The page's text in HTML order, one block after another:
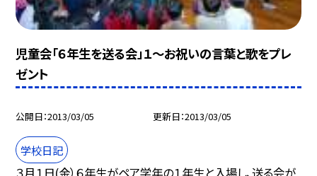
児童会「６年生を送る会」１〜お祝いの言葉と歌をプレ
ゼント
公開日 2013/03/05 更新日 2013/03/05
学校日記